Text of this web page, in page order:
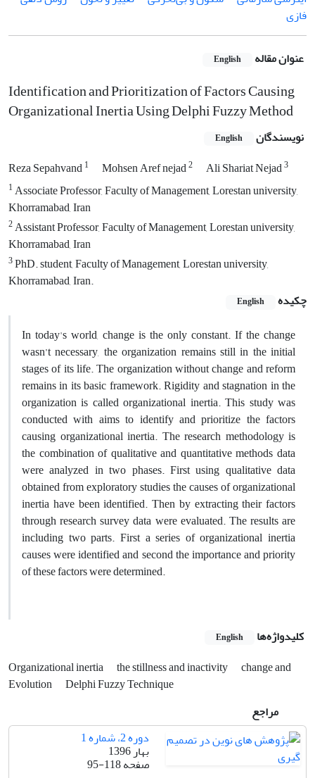
فازی
عنوان مقاله English
Identification and Prioritization of Factors Causing
Organizational Inertia Using Delphi Fuzzy Method
نویسندگان English
Reza Sepahvand1 Mohsen Aref nejad2 Ali Shariat Nejad3
1Associate Professor, Faculty of Management, Lorestan university,
Khorramabad, Iran
2Assistant Professor, Faculty of Management, Lorestan university,
Khorramabad, Iran
3PhD. student, Faculty of Management, Lorestan university,
Khorramabad, Iran.
چکیده
English
In today's world, change is the only constant. If the change
wasn’t necessary, the organization remains still in the initial
stages of its life. The organization without change and reform
remains in its basic framework. Rigidity and stagnation in the
organization is called organizational inertia. This study was
conducted with aims to identify and prioritize the factors
causing organizational inertia. The research methodology is
the combination of qualitative and quantitative methods data
were analyzed in two phases. First using qualitative data
obtained from exploratory studies the causes of organizational
inertia have been identified. Then by extracting their factors
through research survey data were evaluated. The results are
including two parts. First a series of organizational inertia
causes were identified and second the importance and priority
of these factors were determined.
کلیدواژه‌ها English
Organizational inertia the stillness and inactivity
change and
Evolution
Delphi Fuzzy Technique
مراجع
دوره 2، شماره 1
بهار 1396
صفحه95-118